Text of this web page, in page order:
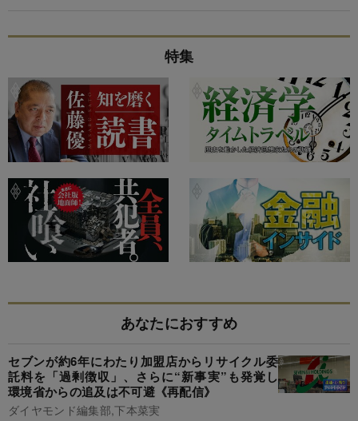
特集
あなたにおすすめ
セブンが約6年にわたり加盟店からリサイクル委
託料を「過剰徴収」、さらに“新事実”も発覚し
環境省からの追及は不可避《再配信》
ダイヤモンド編集部,下本菜実